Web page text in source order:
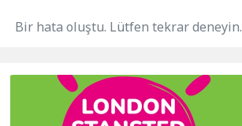
Bir hata oluştu. Lütfen tekrar deneyin.